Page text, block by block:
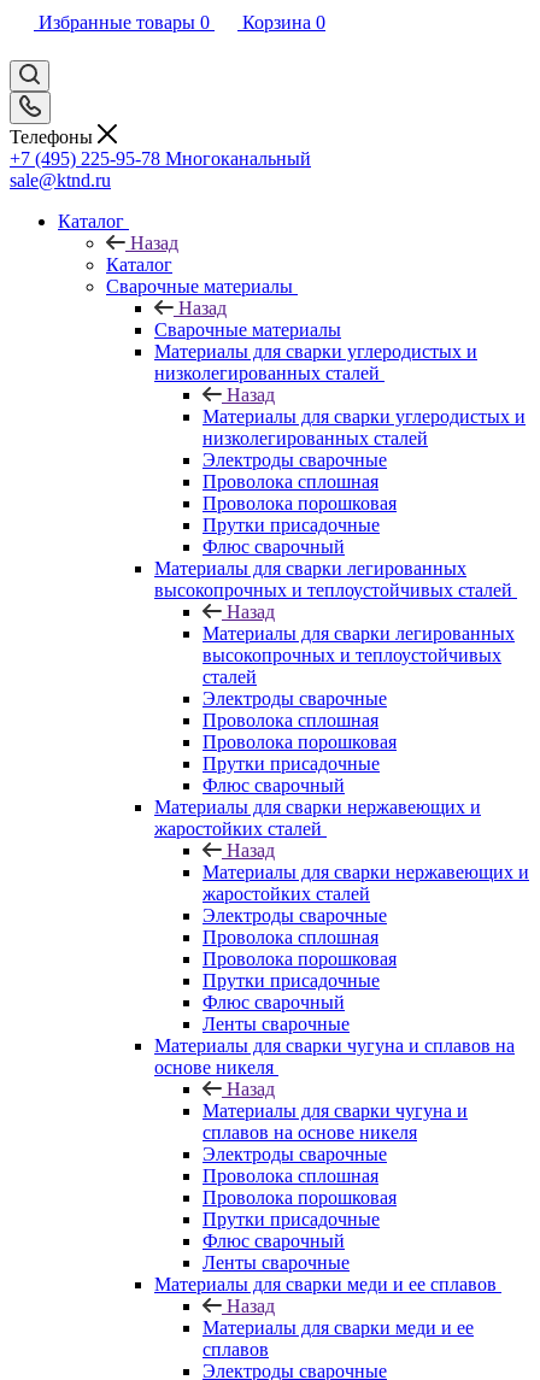
Избранные товары 0 Корзина 0
Телефоны
+7 (495) 225-95-78 Многоканальный
sale@ktnd.ru
Каталог
Назад
Каталог
Сварочные материалы
Назад
Сварочные материалы
Материалы для сварки углеродистых и
низколегированных сталей
Назад
Материалы для сварки углеродистых и
низколегированных сталей
Электроды сварочные
Проволока сплошная
Проволока порошковая
Прутки присадочные
Флюс сварочный
Материалы для сварки легированных
высокопрочных и теплоустойчивых сталей
Назад
Материалы для сварки легированных
высокопрочных и теплоустойчивых
сталей
Электроды сварочные
Проволока сплошная
Проволока порошковая
Прутки присадочные
Флюс сварочный
Материалы для сварки нержавеющих и
жаростойких сталей
Назад
Материалы для сварки нержавеющих и
жаростойких сталей
Электроды сварочные
Проволока сплошная
Проволока порошковая
Прутки присадочные
Флюс сварочный
Ленты сварочные
Материалы для сварки чугуна и сплавов на
основе никеля
Назад
Материалы для сварки чугуна и
сплавов на основе никеля
Электроды сварочные
Проволока сплошная
Проволока порошковая
Прутки присадочные
Флюс сварочный
Ленты сварочные
Материалы для сварки меди и ее сплавов
Назад
Материалы для сварки меди и ее
сплавов
Электроды сварочные